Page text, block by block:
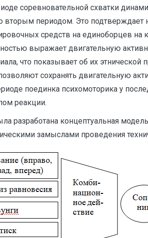
соревновательной схватки
периодом. Это
средств на единоборцев на
выражает двигательную
что показывает об их
сохранять двигательную
поединка психомоторика у
реакции.
разработана концептуальная
замыслами проведения